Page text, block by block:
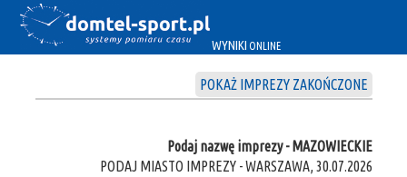
WYNIKI ONLINE
POKAŻ IMPREZY ZAKOŃCZONE
Podaj nazwę imprezy - MAZOWIECKIE
PODAJ MIASTO IMPREZY - WARSZAWA, 30.07.2026